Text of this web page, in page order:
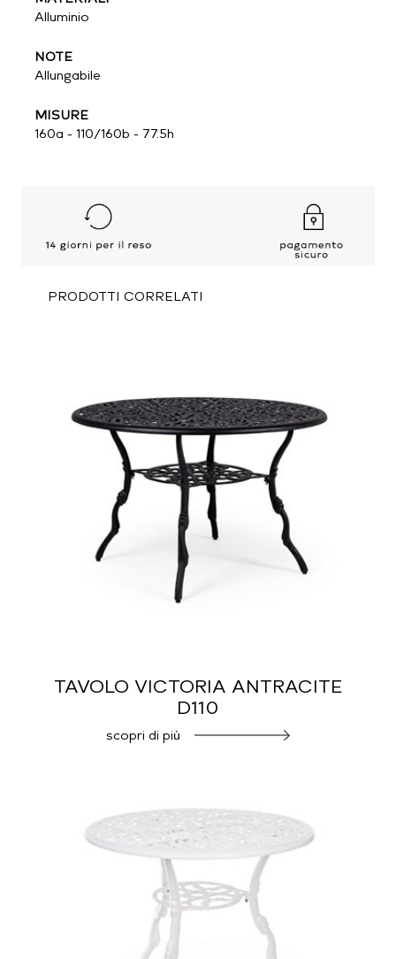
Alluminio
NOTE
Allungabile
MISURE
160a - 110/160b - 77.5h
PRODOTTI CORRELATI
TAVOLO VICTORIA ANTRACITE
D110
scopri di più